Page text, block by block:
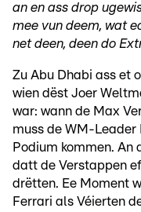
an en ass drop
mee vun deem, wat
net deen, deen do
Zu Abu Dhabi ass et
wien dëst Joer
war: wann de Max
muss de WM-Leader
Podium kommen. An
datt de Verstappen
drëtten. Ee Moment
Ferrari als Véierten